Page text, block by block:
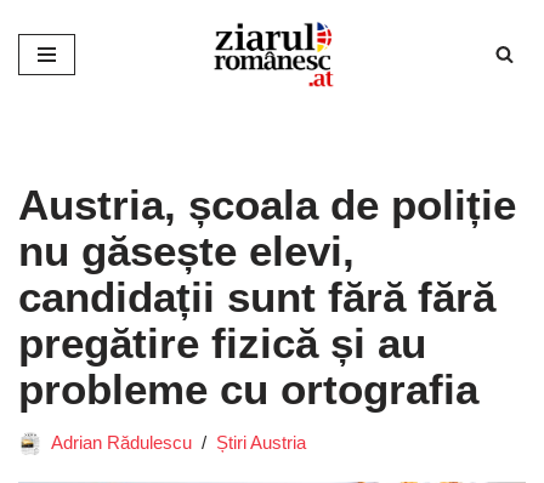
Sari
Austria, școala de poliție
nu găsește elevi,
candidații sunt fără fără
pregătire fizică și au
probleme cu ortografia
Adrian Rădulescu Știri Austria